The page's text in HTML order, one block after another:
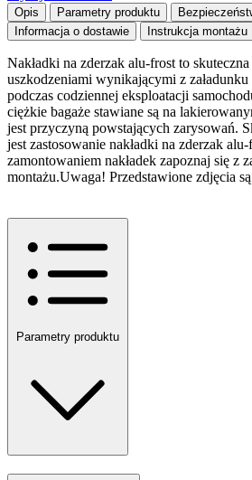
Opis Parametry produktu
Informacja o dostawie
Instrukcja montażu
Nakładki na zderzak alu-frost to
uszkodzeniami wynikającymi z załadunku
podczas codziennej eksploatacji
ciężkie bagaże stawiane są na
jest przyczyną powstających zarysowań.
jest zastosowanie nakładki na zderzak
zamontowaniem nakładek zapoznaj się z
montażu.Uwaga! Przedstawione zdjęcia
Parametry produktu